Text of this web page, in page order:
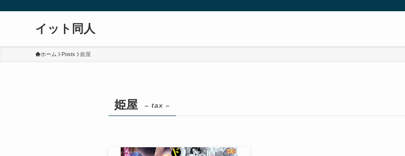
イット同人
ホーム Posts 姫屋
姫屋 – tax –